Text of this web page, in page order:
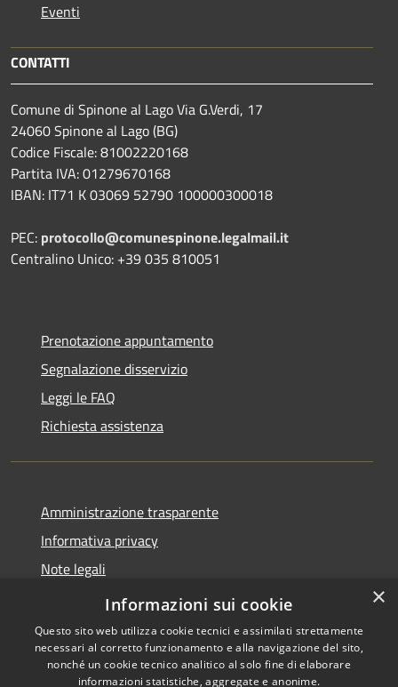
Eventi
CONTATTI
Comune di Spinone al Lago Via G.Verdi, 17
24060 Spinone al Lago (BG)
Codice Fiscale: 81002220168
Partita IVA: 01279670168
IBAN: IT71 K 03069 52790 100000300018
PEC: protocollo@comunespinone.legalmail.it
Centralino Unico: +39 035 810051
Prenotazione appuntamento
Segnalazione disservizio
Leggi le FAQ
Richiesta assistenza
Amministrazione trasparente
Informativa privacy
Note legali
Dichiarazione di accessibilità
×
Informazioni sui cookie
Questo sito web utilizza cookie tecnici e assimilati strettamente
necessari al corretto funzionamento e alla navigazione del sito,
nonché un cookie tecnico analitico al solo fine di elaborare
informazioni statistiche, aggregate e anonime.